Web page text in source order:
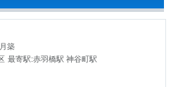
築
最寄駅:赤羽橋駅 神谷町駅